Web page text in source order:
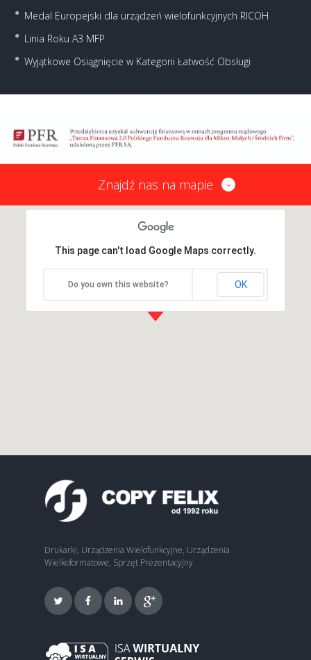
Medal Europejski dla urządzeń wielofunkcyjnych RICOH
Linia Roku A3 MFP
Wyjątkowe Osiągnięcie w Kategorii Łatwość Obsługi
Znajdź nas na mapie
This page can't load Google Maps correctly.
Do you own this website? OK
Drukarki, Urządzenia Wielofunkcyjne, Urządzenia
Wielkoformatowe, Sprzęt Prezentacyjny